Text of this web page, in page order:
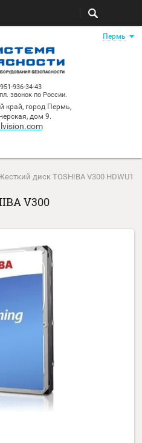
8951-936-34-43
беспл. звонок по России.
край, город Пермь,
дом 9.
Жесткий диск TOSHIBA V300
V300